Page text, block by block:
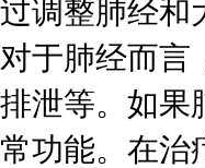
过调整肺经和
对于肺经而言
排泄等。如果
常功能。在治